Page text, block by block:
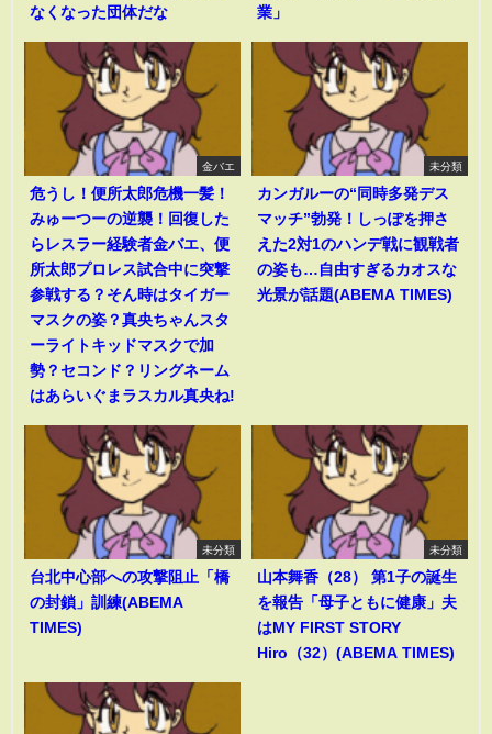
なくなった団体だな
業」
金バエ
危うし！便所太郎危機一髪！
みゅーつーの逆襲！回復した
らレスラー経験者金バエ、便
所太郎プロレス試合中に突撃
参戦する？そん時はタイガー
マスクの姿？真央ちゃんスタ
ーライトキッドマスクで加
勢？セコンド？リングネーム
はあらいぐまラスカル真央ね!
未分類
カンガルーの“同時多発デス
マッチ”勃発！しっぽを押さ
えた2対1のハンデ戦に観戦者
の姿も…自由すぎるカオスな
光景が話題(ABEMA TIMES)
未分類
台北中心部への攻撃阻止「橋
の封鎖」訓練(ABEMA
TIMES)
未分類
山本舞香（28） 第1子の誕生
を報告「母子ともに健康」夫
はMY FIRST STORY
Hiro（32）(ABEMA TIMES)